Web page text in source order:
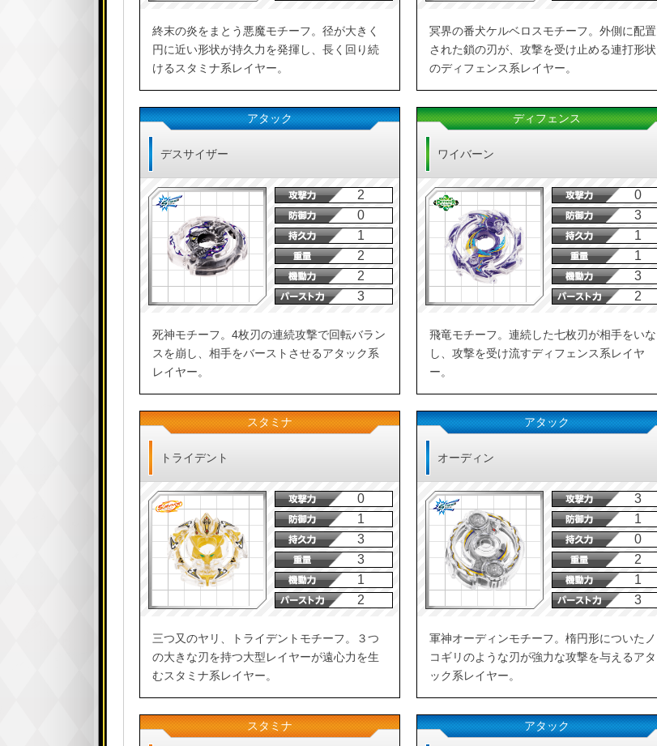
終末の炎をまとう悪魔モチーフ。径が大きく
円に近い形状が持久力を発揮し、長く回り続
けるスタミナ系レイヤー。
冥界の番犬ケルベロスモチーフ。外側に配置
された鎖の刃が、攻撃を受け止める連打形状
のディフェンス系レイヤー。
アタック
デスサイザー
2
0
1
2
2
3
死神モチーフ。4枚刃の連続攻撃で回転バラン
スを崩し、相手をバーストさせるアタック系
レイヤー。
ディフェンス
ワイバーン
0
3
1
1
3
2
飛竜モチーフ。連続した七枚刃が相手をいな
し、攻撃を受け流すディフェンス系レイヤ
ー。
スタミナ
トライデント
0
1
3
3
1
2
三つ又のヤリ、トライデントモチーフ。３つ
の大きな刃を持つ大型レイヤーが遠心力を生
むスタミナ系レイヤー。
アタック
オーディン
3
1
0
2
1
3
軍神オーディンモチーフ。楕円形についたノ
コギリのような刃が強力な攻撃を与えるアタ
ック系レイヤー。
スタミナ アタック